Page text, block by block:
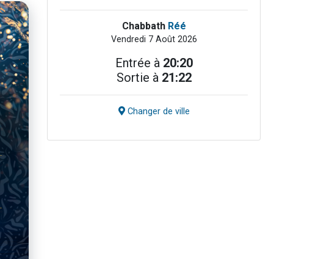
Chabbath Réé
Vendredi 7 Août 2026
Entrée à 20:20
Sortie à 21:22
Changer de ville